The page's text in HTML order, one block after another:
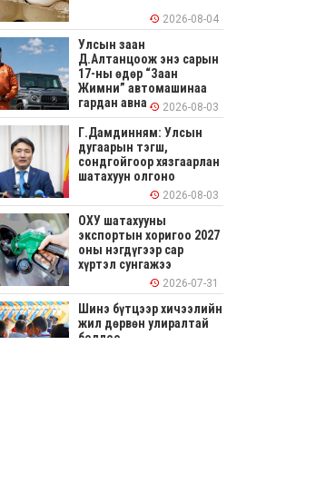
2026-08-04
Улсын заан
Д.Алтанцоож энэ сарын
17-ны өдөр “Заан
Жимни” автомашинаа
гардан авна
2026-08-03
Г.Дамдинням: Улсын
дугаарын тэгш,
сондгойгоор хязгаарлан
шатахуун олгоно
2026-08-03
ОХУ шатахууны
экспортын хоригоо 2027
оны нэгдүгээр сар
хүртэл сунгажээ
2026-07-31
Шинэ бүтцээр хичээлийн
жил дөрвөн улиралтай
боллоо